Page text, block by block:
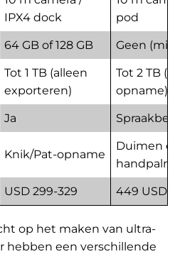
IPX4 dock
pod
64 GB of 128 GB Geen
Tot 1 TB (alleen
exporteren)
Tot 2 TB
opname)
Ja
Knik/Pat-opname
Duimen
USD 299-329 449 USD
op het maken van ultra-
hebben een verschillende